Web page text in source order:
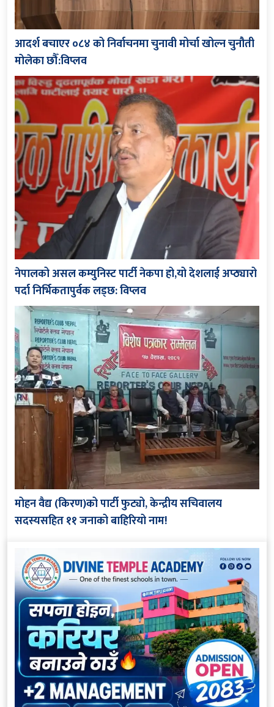
आदर्श बचाएर ०८४ को निर्वाचनमा चुनावी मोर्चा खोल्न चुनौती
मोलेका छौँ:विप्लव
नेपालको असल कम्युनिस्ट पार्टी नेकपा हो,यो देशलाई अप्ठ्यारो
पर्दा निर्भिकतापुर्वक लड्छ: विप्लव
मोहन वैद्य (किरण)को पार्टी फुट्यो, केन्द्रीय सचिवालय
सदस्यसहित ११ जनाको बाहिरियो नाम!